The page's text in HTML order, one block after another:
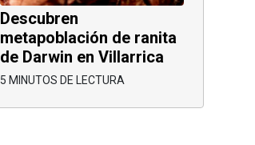
Descubren
metapoblación de ranita
de Darwin en Villarrica
5 MINUTOS DE LECTURA